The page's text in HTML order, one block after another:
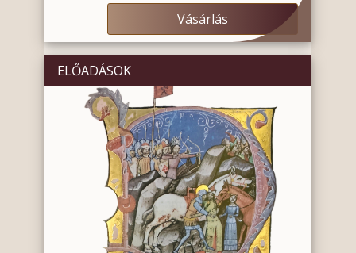
Vásárlás
ELŐADÁSOK